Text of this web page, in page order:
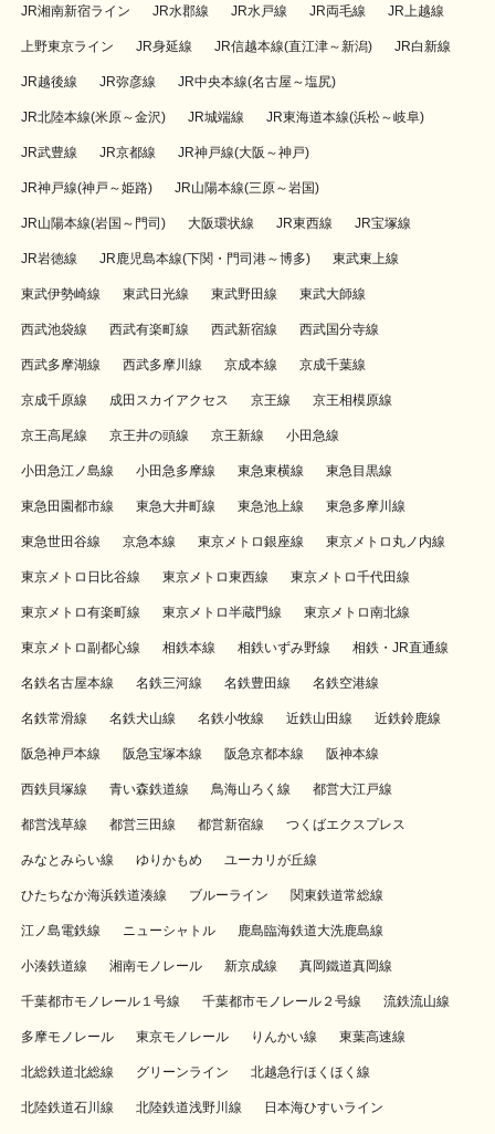
JR湘南新宿ライン JR水郡線 JR水戸線 JR両毛線 JR上越線
上野東京ライン JR身延線 JR信越本線(直江津～新潟) JR白新線
JR越後線 JR弥彦線 JR中央本線(名古屋～塩尻)
JR北陸本線(米原～金沢) JR城端線 JR東海道本線(浜松～岐阜)
JR武豊線 JR京都線 JR神戸線(大阪～神戸)
JR神戸線(神戸～姫路) JR山陽本線(三原～岩国)
JR山陽本線(岩国～門司) 大阪環状線 JR東西線 JR宝塚線
JR岩徳線 JR鹿児島本線(下関・門司港～博多) 東武東上線
東武伊勢崎線 東武日光線 東武野田線 東武大師線
西武池袋線 西武有楽町線 西武新宿線 西武国分寺線
西武多摩湖線 西武多摩川線 京成本線 京成千葉線
京成千原線 成田スカイアクセス 京王線 京王相模原線
京王高尾線 京王井の頭線 京王新線 小田急線
小田急江ノ島線 小田急多摩線 東急東横線 東急目黒線
東急田園都市線 東急大井町線 東急池上線 東急多摩川線
東急世田谷線 京急本線 東京メトロ銀座線 東京メトロ丸ノ内線
東京メトロ日比谷線 東京メトロ東西線 東京メトロ千代田線
東京メトロ有楽町線 東京メトロ半蔵門線 東京メトロ南北線
東京メトロ副都心線 相鉄本線 相鉄いずみ野線 相鉄・JR直通線
名鉄名古屋本線 名鉄三河線 名鉄豊田線 名鉄空港線
名鉄常滑線 名鉄犬山線 名鉄小牧線 近鉄山田線 近鉄鈴鹿線
阪急神戸本線 阪急宝塚本線 阪急京都本線 阪神本線
西鉄貝塚線 青い森鉄道線 鳥海山ろく線 都営大江戸線
都営浅草線 都営三田線 都営新宿線 つくばエクスプレス
みなとみらい線 ゆりかもめ ユーカリが丘線
ひたちなか海浜鉄道湊線 ブルーライン 関東鉄道常総線
江ノ島電鉄線 ニューシャトル 鹿島臨海鉄道大洗鹿島線
小湊鉄道線 湘南モノレール 新京成線 真岡鐵道真岡線
千葉都市モノレール１号線 千葉都市モノレール２号線 流鉄流山線
多摩モノレール 東京モノレール りんかい線 東葉高速線
北総鉄道北総線 グリーンライン 北越急行ほくほく線
北陸鉄道石川線 北陸鉄道浅野川線 日本海ひすいライン